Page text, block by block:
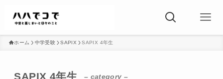
ホーム 中学受験 SAPIX SAPIX 4年生
SAPIX 4年生 – category –